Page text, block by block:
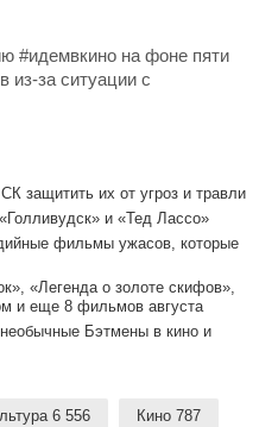
#идемвкино на фоне пяти
из-за ситуации с
защитить их от угроз и травли
и «Тед Лассо»
фильмы ужасов, которые
«Легенда о золоте скифов»,
и еще 8 фильмов августа
Бэтмены в кино и
6 556 Кино 787